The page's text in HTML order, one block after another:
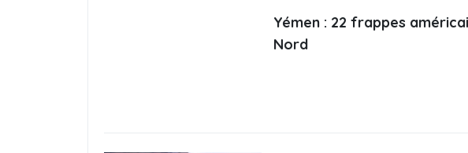
Yémen : 22 frappes
Nord